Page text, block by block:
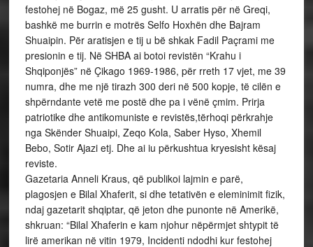
festohej në Bogaz, më 25 gusht. U arratis për në Greqi,
bashkë me burrin e motrës Selfo Hoxhën dhe Bajram
Shuaipin. Për aratisjen e tij u bë shkak Fadil Paçrami me
presionin e tij. Në SHBA ai botoi revistën “Krahu i
Shqiponjës” në Çikago 1969-1986, për rreth 17 vjet, me 39
numra, dhe me një tirazh 300 deri në 500 kopje, të cilën e
shpërndante vetë me postë dhe pa i vënë çmim. Prirja
patriotike dhe antikomuniste e revistës,tërhoqi përkrahje
nga Skënder Shuaipi, Zeqo Kola, Saber Hyso, Xhemil
Bebo, Sotir Ajazi etj. Dhe ai iu përkushtua kryesisht kësaj
reviste.
Gazetaria Anneli Kraus, që publikoi lajmin e parë,
plagosjen e Bilal Xhaferit, si dhe tetativën e eleminimit fizik,
ndaj gazetarit shqiptar, që jeton dhe punonte në Amerikë,
shkruan: “Bilal Xhaferin e kam njohur nëpërmjet shtypit të
lirë amerikan në vitin 1979, Incidenti ndodhi kur festohej